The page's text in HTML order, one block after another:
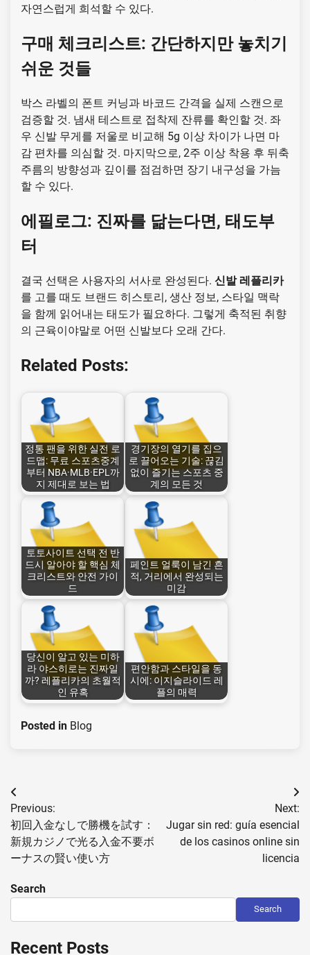
자연스럽게 희석할 수 있다.
구매 체크리스트: 간단하지만 놓치기
쉬운 것들
박스 라벨의 폰트 커닝과 바코드 간격을 실제 스캔으로
검증할 것. 냄새 테스트로 접착제 잔류를 확인할 것. 좌
우 신발 무게를 저울로 비교해 5g 이상 차이가 나면 마
감 편차를 의심할 것. 마지막으로, 2주 이상 착용 후 뒤축
주름의 방향성과 깊이를 점검하면 장기 내구성을 가늠
할 수 있다.
에필로그: 진짜를 닮는다면, 태도부
터
결국 선택은 사용자의 서사로 완성된다. 신발 레플리카
를 고를 때도 브랜드 히스토리, 생산 정보, 스타일 맥락
을 함께 읽어내는 태도가 필요하다. 그렇게 축적된 취향
의 근육이야말로 어떤 신발보다 오래 간다.
Related Posts:
정통 팬을 위한 실전 로
드맵: 무료 스포츠중계
부터 NBA·MLB·EPL까
지 제대로 보는 법
경기장의 열기를 집으
로 끌어오는 기술: 끊김
없이 즐기는 스포츠 중
계의 모든 것
토토사이트 선택 전 반
드시 알아야 할 핵심 체
크리스트와 안전 가이
드
페인트 얼룩이 남긴 흔
적, 거리에서 완성되는
미감
당신이 알고 있는 미하
라 야스히로는 진짜일
까? 레플리카의 초월적
인 유혹
편안함과 스타일을 동
시에: 이지슬라이드 레
플의 매력
Posted in Blog
Post
navigation
Previous:
初回入金なしで勝機を試す：
新規カジノで光る入金不要ボ
ーナスの賢い使い方
Next:
Jugar sin red: guía esencial
de los casinos online sin
licencia
Search
Search
Recent Posts